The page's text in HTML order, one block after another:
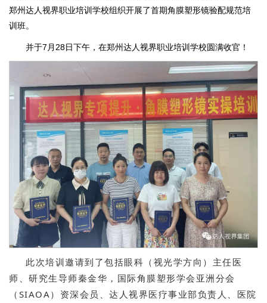
郑州达人视界职业培训学校组织开展了首期角膜塑形镜验配规范培
训班。
并于7月28日下午，在郑州达人视界职业培训学校圆满收官！
此次培训邀请到了包括眼科（视光学方向）主任医
师、研究生导师秦金华，国际角膜塑形学会亚洲分会
（SIAOA）资深会员、达人视界医疗事业部负责人、医院